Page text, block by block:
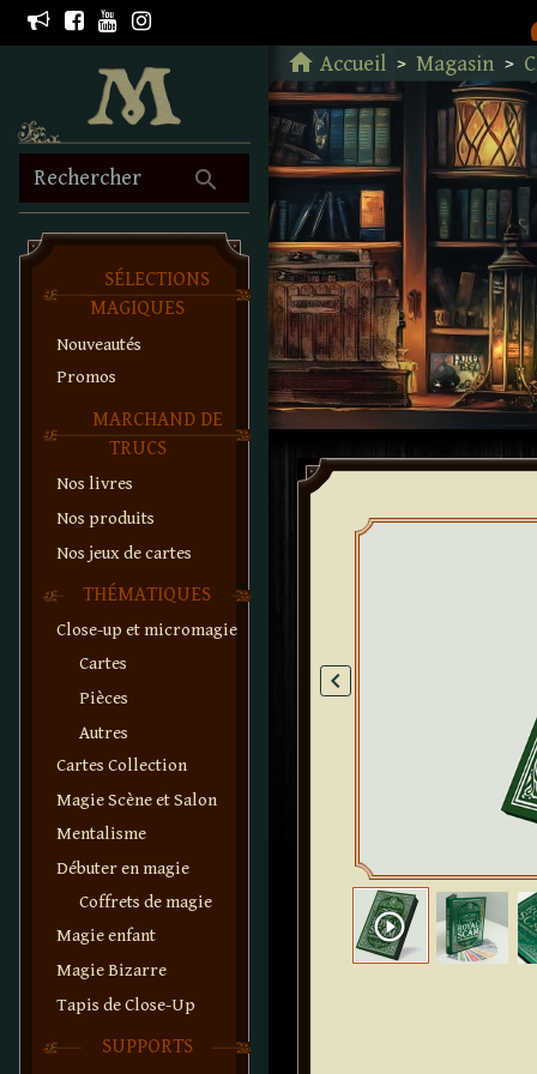
search
Rechercher
SÉLECTIONS
MAGIQUES
Nouveautés
Promos
MARCHAND DE
TRUCS
Nos livres
Nos produits
Nos jeux de cartes
THÉMATIQUES
Close-up et micromagie
Cartes
Pièces
Autres
Cartes Collection
Magie Scène et Salon
Mentalisme
Débuter en magie
Coffrets de magie
Magie enfant
Magie Bizarre
Tapis de Close-Up
SUPPORTS
home Accueil Magasin
Retour à l'accueil
keyboard_arrow_left
play_circle_outline